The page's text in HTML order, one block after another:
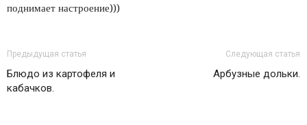
поднимает настроение)))
Предыдущая статья
Блюдо из картофеля и
кабачков.
Следующая статья
Арбузные дольки.